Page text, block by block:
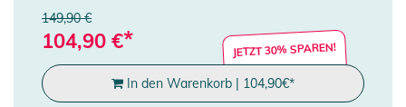
149,90 €
104,90 €* JETZT 30% SPAREN!
In den Warenkorb | 104,90€*